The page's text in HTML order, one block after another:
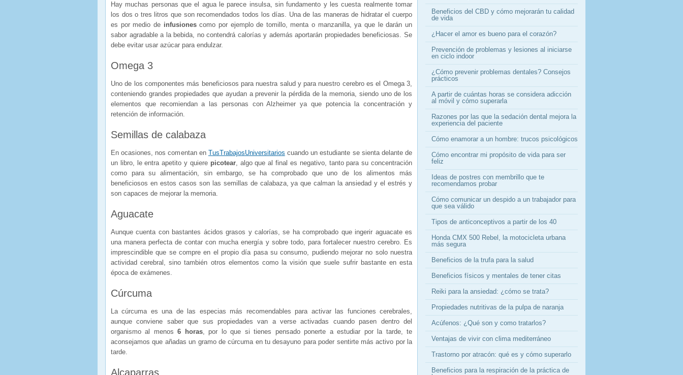
Hay muchas personas que el agua le parece insulsa, sin fundamento y les cuesta realmente tomar
los dos o tres litros que son recomendados todos los días. Una de las maneras de hidratar el cuerpo
es por medio de infusionescomo por ejemplo de tomillo, menta o manzanilla, ya que le darán un
sabor agradable a la bebida, no contendrá calorías y además aportarán propiedades beneficiosas. Se
debe evitar usar azúcar para endulzar.
Omega 3
Uno de los componentes más beneficiosos para nuestra salud y para nuestro cerebro es el Omega 3,
conteniendo grandes propiedades que ayudan a prevenir la pérdida de la memoria, siendo uno de los
elementos que recomiendan a las personas con Alzheimer ya que potencia la concentración y
retención de información.
Semillas de calabaza
En ocasiones, nos comentan en TusTrabajosUniversitarios cuando un estudiante se sienta delante de
un libro, le entra apetito y quiere picotear, algo que al final es negativo, tanto para su concentración
como para su alimentación, sin embargo, se ha comprobado que uno de los alimentos más
beneficiosos en estos casos son las semillas de calabaza, ya que calman la ansiedad y el estrés y
son capaces de mejorar la memoria.
Aguacate
Aunque cuenta con bastantes ácidos grasos y calorías, se ha comprobado que ingerir aguacate es
una manera perfecta de contar con mucha energía y sobre todo, para fortalecer nuestro cerebro. Es
imprescindible que se compre en el propio día pasa su consumo, pudiendo mejorar no solo nuestra
actividad cerebral, sino también otros elementos como la visión que suele sufrir bastante en esta
época de exámenes.
Cúrcuma
La cúrcuma es una de las especias más recomendables para activar las funciones cerebrales,
aunque conviene saber que sus propiedades van a verse activadas cuando pasen dentro del
organismo al menos 6 horas, por lo que si tienes pensado ponerte a estudiar por la tarde, te
aconsejamos que añadas un gramo de cúrcuma en tu desayuno para poder sentirte más activo por la
tarde.
Alcaparras
Beneficios del CBD y cómo mejorarán tu calidad
de vida
¿Hacer el amor es bueno para el corazón?
Prevención de problemas y lesiones al iniciarse
en ciclo indoor
¿Cómo prevenir problemas dentales? Consejos
prácticos
A partir de cuántas horas se considera adicción
al móvil y cómo superarla
Razones por las que la sedación dental mejora la
experiencia del paciente
Cómo enamorar a un hombre: trucos psicológicos
Cómo encontrar mi propósito de vida para ser
feliz
Ideas de postres con membrillo que te
recomendamos probar
Cómo comunicar un despido a un trabajador para
que sea válido
Tipos de anticonceptivos a partir de los 40
Honda CMX 500 Rebel, la motocicleta urbana
más segura
Beneficios de la trufa para la salud
Beneficios físicos y mentales de tener citas
Reiki para la ansiedad: ¿cómo se trata?
Propiedades nutritivas de la pulpa de naranja
Acúfenos: ¿Qué son y como tratarlos?
Ventajas de vivir con clima mediterráneo
Trastorno por atracón: qué es y cómo superarlo
Beneficios para la respiración de la práctica de